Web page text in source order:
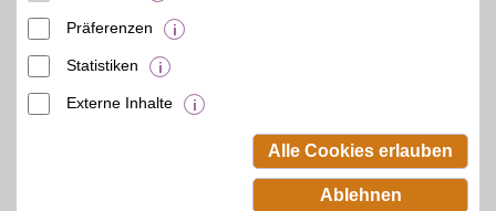
3,5%
Beamten-Selbsthilfewerk GmbH.
Präferenzen
Statistiken
Externe Inhalte
Alle Cookies erlauben
Ablehnen